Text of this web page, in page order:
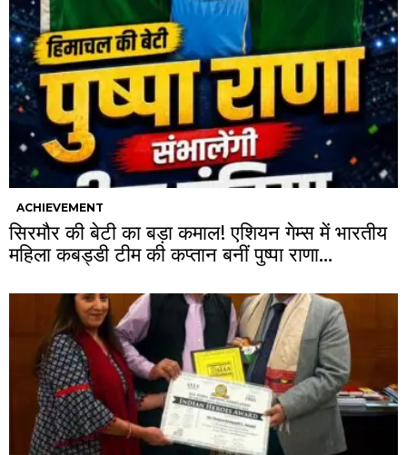
ACHIEVEMENT
सिरमौर की बेटी का बड़ा कमाल! एशियन गेम्स में भारतीय
महिला कबड्डी टीम की कप्तान बनीं पुष्पा राणा…